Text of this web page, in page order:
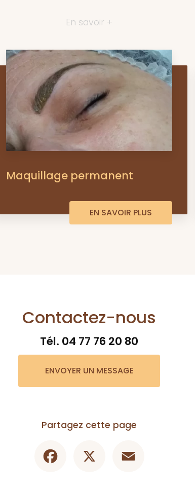
En savoir +
Maquillage permanent
EN SAVOIR PLUS
Contactez-nous
Tél. 04 77 76 20 80
ENVOYER UN MESSAGE
Partagez cette page